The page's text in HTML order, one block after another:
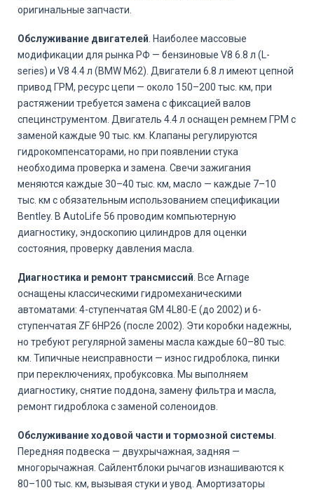
оригинальные запчасти.
Обслуживание двигателей . Наиболее массовые
модификации для рынка РФ — бензиновые V8 6.8 л (L-
series) и V8 4.4 л (BMW M62). Двигатели 6.8 л имеют цепной
привод ГРМ, ресурс цепи — около 150–200 тыс. км, при
растяжении требуется замена с фиксацией валов
специнструментом. Двигатель 4.4 л оснащен ремнем ГРМ с
заменой каждые 90 тыс. км. Клапаны регулируются
гидрокомпенсаторами, но при появлении стука
необходима проверка и замена. Свечи зажигания
меняются каждые 30–40 тыс. км, масло — каждые 7–10
тыс. км с обязательным использованием спецификации
Bentley. В AutoLife 56 проводим компьютерную
диагностику, эндоскопию цилиндров для оценки
состояния, проверку давления масла.
Диагностика и ремонт трансмиссий . Все Arnage
оснащены классическими гидромеханическими
автоматами: 4-ступенчатая GM 4L80-E (до 2002) и 6-
ступенчатая ZF 6HP26 (после 2002). Эти коробки надежны,
но требуют регулярной замены масла каждые 60–80 тыс.
км. Типичные неисправности — износ гидроблока, пинки
при переключениях, пробуксовка. Мы выполняем
диагностику, снятие поддона, замену фильтра и масла,
ремонт гидроблока с заменой соленоидов.
Обслуживание ходовой части и тормозной системы
Передняя подвеска — двухрычажная, задняя —
многорычажная. Сайлентблоки рычагов изнашиваются к
80–100 тыс. км, вызывая стуки и увод. Амортизаторы